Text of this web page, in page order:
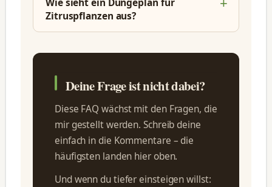
Zitruspflanzen aus?
Deine Frage ist nicht dabei?
Diese FAQ wächst mit den Fragen, die
mir gestellt werden. Schreib deine
einfach in die Kommentare – die
häufigsten landen hier oben.
Und wenn du tiefer einsteigen willst: